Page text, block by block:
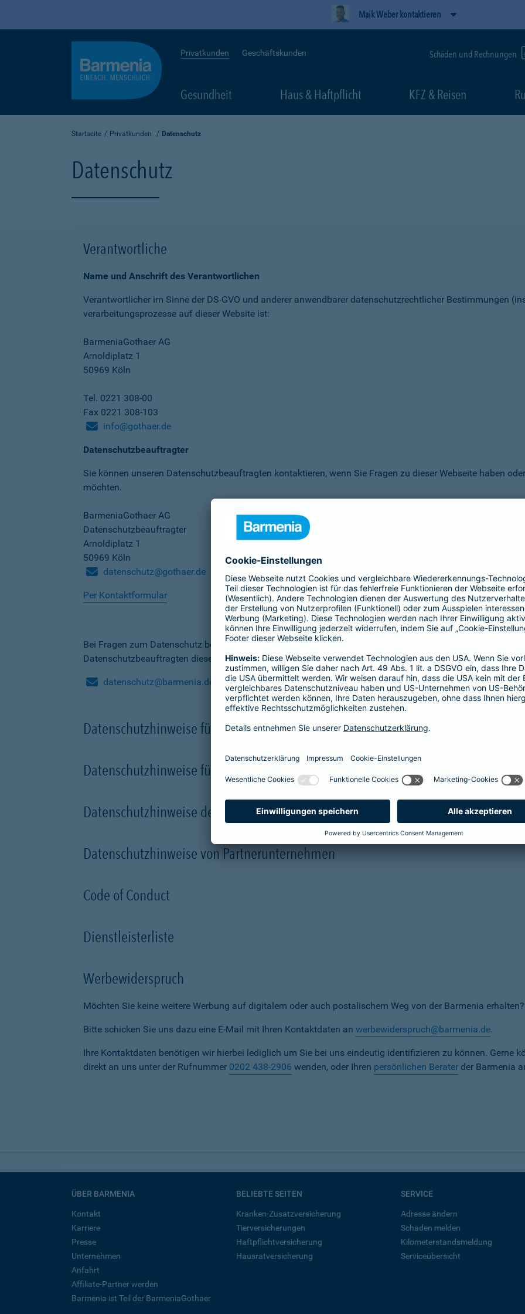
Maik Weber kontaktieren
Privatkunden Geschäftskunden Schäden und Rechnungen
Gesundheit Haus & Haftpflicht KFZ & Reisen
Startseite Privatkunden Datenschutz
Datenschutz
Verantwortliche
Name und Anschrift des Verantwortlichen
Verantwortlicher im Sinne der DS-GVO und anderer anwendbarer datenschutz­rechtlicher Bestimmungen
verarbeitungs­prozesse auf dieser Website ist:
BarmeniaGothaer AG
Arnoldiplatz 1
50969 Köln
Tel. 0221 308-00
Fax 0221 308-103
info@gothaer.de
Datenschutzbeauftragter
Sie können unseren Datenschutz­beauftragten kontaktieren, wenn Sie Fragen zu dieser Webseite haben
möchten.
BarmeniaGothaer AG
Datenschutzbeauftragter
Arnoldiplatz 1
50969 Köln
datenschutz@gothaer.de
Per Kontaktformular
Bei Fragen zum Datenschutz bei der Barmenia Krankenversicherung AG und der Barmenia Allgemeine
Datenschutzbeauftragten dieser Gesellschaften kontaktieren.
datenschutz@barmenia.de
Datenschutzhinweise für Besucher der Webseite
Datenschutzhinweise für Onlinepräsenzen in sozialen Medien
Datenschutzhinweise der Versicherungsunternehmen
Datenschutzhinweise von Partnerunternehmen
Code of Conduct
Dienstleisterliste
Werbewiderspruch
Möchten Sie keine weitere Werbung auf digitalem oder auch postalischem Weg von der Barmenia
Bitte schicken Sie uns dazu eine E-Mail mit Ihren Kontaktdaten an werbewiderspruch@barmenia.de.
Ihre Kontaktdaten benötigen wir hierbei lediglich um Sie bei uns eindeutig identifizieren zu können. Gerne
direkt an uns unter der Rufnummer 0202 438-2906 wenden, oder Ihren persönlichen Berater der Barmenia
ÜBER BARMENIA
Kontakt
Karriere
Presse
Unternehmen
Anfahrt
Affiliate-Partner werden
Barmenia ist Teil der BarmeniaGothaer
BELIEBTE SEITEN
Kranken-Zusatzversicherung
Tierversicherungen
Haftpflichtversicherung
Hausratversicherung
SERVICE
Adresse ändern
Schaden melden
Kilometerstandsmeldung
Serviceübersicht